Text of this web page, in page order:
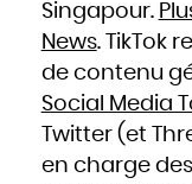
Singapour.
News. TikTok
de contenu
Social Media
Twitter (et
en charge